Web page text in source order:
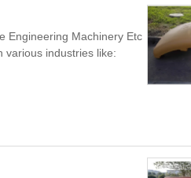
Engineering Machinery Etc
various industries like: